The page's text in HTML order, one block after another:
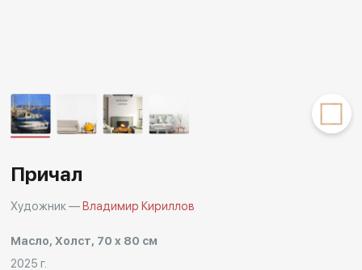
Причал
Художник — Владимир Кириллов
Масло, Холст, 70 x 80 см
2025 г.